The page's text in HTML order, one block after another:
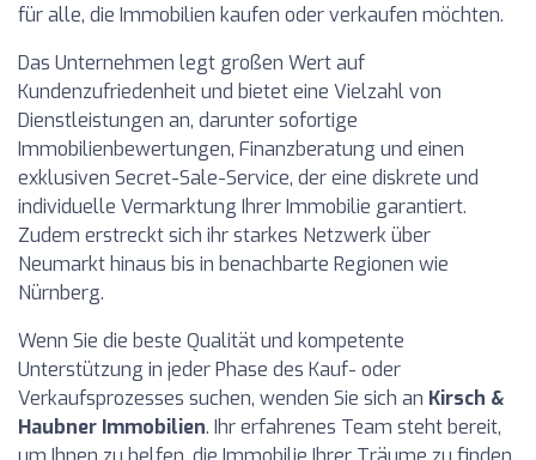
für alle, die Immobilien kaufen oder verkaufen möchten.
Das Unternehmen legt großen Wert auf
Kundenzufriedenheit und bietet eine Vielzahl von
Dienstleistungen an, darunter sofortige
Immobilienbewertungen, Finanzberatung und einen
exklusiven Secret-Sale-Service, der eine diskrete und
individuelle Vermarktung Ihrer Immobilie garantiert.
Zudem erstreckt sich ihr starkes Netzwerk über
Neumarkt hinaus bis in benachbarte Regionen wie
Nürnberg.
Wenn Sie die beste Qualität und kompetente
Unterstützung in jeder Phase des Kauf- oder
Verkaufsprozesses suchen, wenden Sie sich an Kirsch &
Haubner Immobilien. Ihr erfahrenes Team steht bereit,